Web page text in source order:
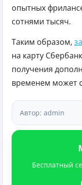
опытных
сотнями тысяч.
Таким образом,
на карту
получения
временем может
Автор: admin
Бесплатный